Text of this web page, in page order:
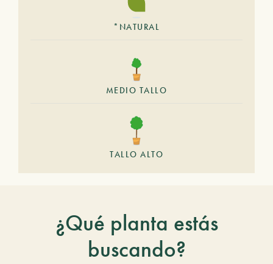
*NATURAL
MEDIO TALLO
TALLO ALTO
¿Qué planta estás
buscando?